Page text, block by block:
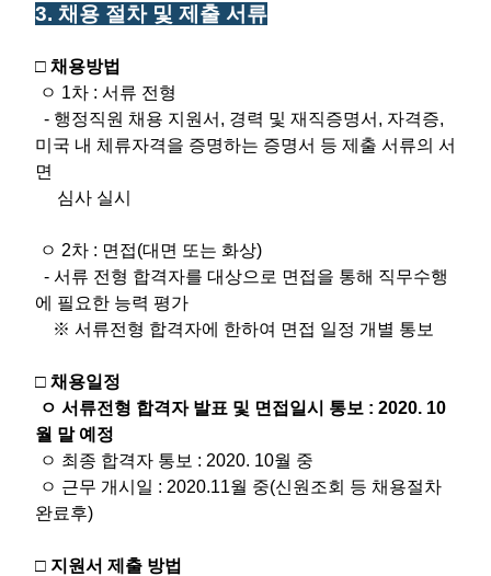
3. 채용 절차 및 제출 서류
□ 채용방법
ㅇ 1차 : 서류 전형
- 행정직원 채용 지원서, 경력 및 재직증명서, 자격증,
미국 내 체류자격을 증명하는 증명서 등 제출 서류의 서
면
심사 실시
ㅇ 2차 : 면접(대면 또는 화상)
- 서류 전형 합격자를 대상으로 면접을 통해 직무수행
에 필요한 능력 평가
※ 서류전형 합격자에 한하여 면접 일정 개별 통보
□ 채용일정
ㅇ 서류전형 합격자 발표 및 면접일시 통보 : 2020. 10
월 말 예정
ㅇ 최종 합격자 통보 : 2020. 10월 중
ㅇ 근무 개시일 : 2020.11월 중(신원조회 등 채용절차
완료후)
□ 지원서 제출 방법